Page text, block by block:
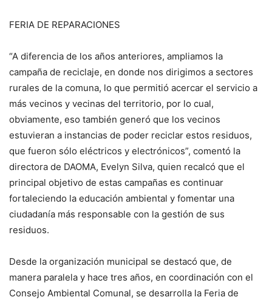
FERIA DE REPARACIONES
“A diferencia de los años anteriores, ampliamos la
campaña de reciclaje, en donde nos dirigimos a sectores
rurales de la comuna, lo que permitió acercar el servicio a
más vecinos y vecinas del territorio, por lo cual,
obviamente, eso también generó que los vecinos
estuvieran a instancias de poder reciclar estos residuos,
que fueron sólo eléctricos y electrónicos”, comentó la
directora de DAOMA, Evelyn Silva, quien recalcó que el
principal objetivo de estas campañas es continuar
fortaleciendo la educación ambiental y fomentar una
ciudadanía más responsable con la gestión de sus
residuos.
Desde la organización municipal se destacó que, de
manera paralela y hace tres años, en coordinación con el
Consejo Ambiental Comunal, se desarrolla la Feria de